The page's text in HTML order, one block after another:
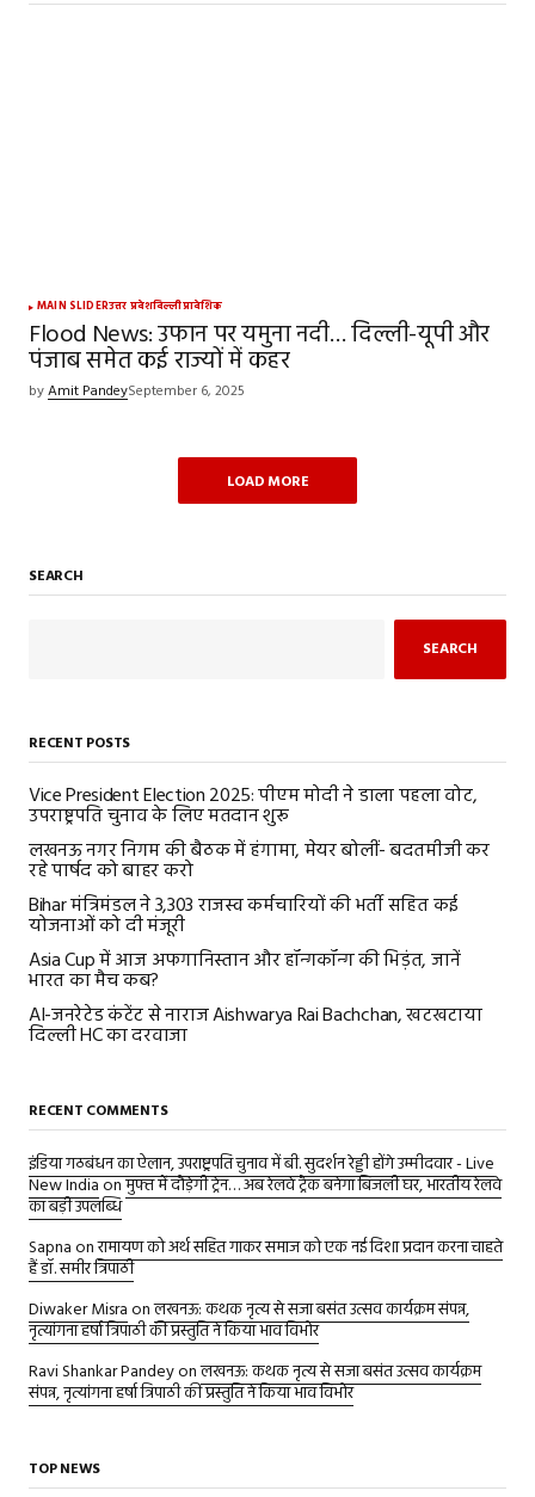
MAIN SLIDERउत्तर प्रदेशदिल्लीप्रादेशिक
Flood News: उफान पर यमुना नदी… दिल्ली-यूपी और
पंजाब समेत कई राज्यों में कहर
byAmit PandeySeptember 6, 2025
LOAD MORE
SEARCH
SEARCH
RECENT POSTS
Vice President Election 2025: पीएम मोदी ने डाला पहला वोट,
उपराष्ट्रपति चुनाव के लिए मतदान शुरू
लखनऊ नगर निगम की बैठक में हंगामा, मेयर बोलीं- बदतमीजी कर
रहे पार्षद को बाहर करो
Bihar मंत्रिमंडल ने 3,303 राजस्व कर्मचारियों की भर्ती सहित कई
योजनाओं को दी मंजूरी
Asia Cup में आज अफगानिस्तान और हॉन्गकॉन्ग की भिड़ंत, जानें
भारत का मैच कब?
AI-जनरेटेड कंटेंट से नाराज Aishwarya Rai Bachchan, खटखटाया
दिल्ली HC का दरवाजा
RECENT COMMENTS
इंडिया गठबंधन का ऐलान, उपराष्ट्रपति चुनाव में बी. सुदर्शन रेड्डी होंगे उम्मीदवार - Live
New Indiaonमुफ्त में दौड़ेगी ट्रेन… अब रेलवे ट्रैक बनेगा बिजली घर, भारतीय रेलवे
का बड़ी उपलब्धि
Sapnaonरामायण को अर्थ सहित गाकर समाज को एक नई दिशा प्रदान करना चाहते
हैं डॉ. समीर त्रिपाठी
Diwaker Misraonलखनऊ: कथक नृत्य से सजा बसंत उत्सव कार्यक्रम संपन्न,
नृत्यांगना हर्षा त्रिपाठी की प्रस्तुति ने किया भाव विभोर
Ravi Shankar Pandeyonलखनऊ: कथक नृत्य से सजा बसंत उत्सव कार्यक्रम
संपन्न, नृत्यांगना हर्षा त्रिपाठी की प्रस्तुति ने किया भाव विभोर
TOP NEWS